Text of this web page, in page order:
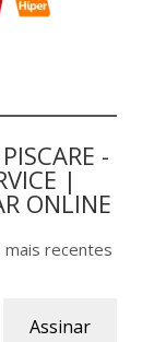
-
|
ONLINE
mais recentes
Assinar